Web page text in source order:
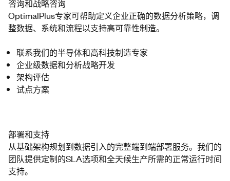
咨询和战略咨询
OptimalPlus专家可帮助定义企业正确的数据分析策略，调
整数据、系统和流程以支持高可靠性制造。
联系我们的半导体和高科技制造专家
企业级数据和分析战略开发
架构评估
试点方案
部署和支持
从基础架构规划到数据引入的完整端到端部署服务。我们的
团队提供定制的SLA选项和全天候生产所需的正常运行时间
支持。